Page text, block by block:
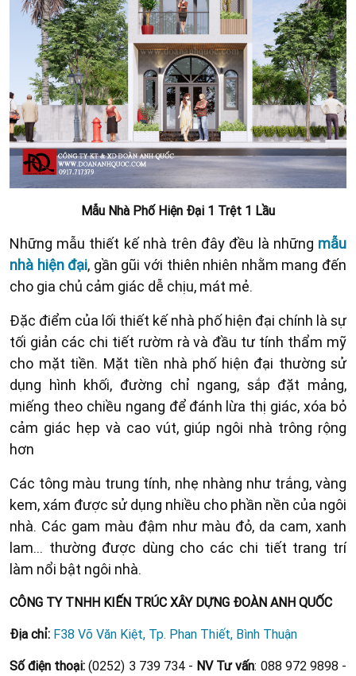
Mẫu Nhà Phố Hiện Đại 1 Trệt 1 Lầu
Những mẫu thiết kế nhà trên đây đều là những mẫu
nhà hiện đại, gần gũi với thiên nhiên nhằm mang đến
cho gia chủ cảm giác dễ chịu, mát mẻ.
Đặc điểm của lối thiết kế nhà phố hiện đại chính là sự
tối giản các chi tiết rườm rà và đầu tư tính thẩm mỹ
cho mặt tiền. Mặt tiền nhà phố hiện đại thường sử
dụng hình khối, đường chỉ ngang, sắp đặt mảng,
miếng theo chiều ngang để đánh lừa thị giác, xóa bỏ
cảm giác hẹp và cao vút, giúp ngôi nhà trông rộng
hơn
Các tông màu trung tính, nhẹ nhàng như trắng, vàng
kem, xám được sử dụng nhiều cho phần nền của ngôi
nhà. Các gam màu đậm như màu đỏ, da cam, xanh
lam… thường được dùng cho các chi tiết trang trí
làm nổi bật ngôi nhà.
CÔNG TY TNHH KIẾN TRÚC XÂY DỰNG ĐOÀN ANH QUỐC
Địa chỉ: F38 Võ Văn Kiệt, Tp. Phan Thiết, Bình Thuận
Số điện thoại: (0252) 3 739 734 - NV Tư vấn: 088 972 9898 -